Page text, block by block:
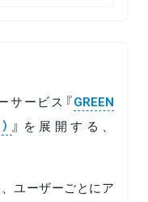
サービス『GREEN
』を展開する、
、ユーザーごとにア